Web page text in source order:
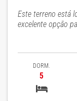
Este terreno está
excelente opção
DORM.
5